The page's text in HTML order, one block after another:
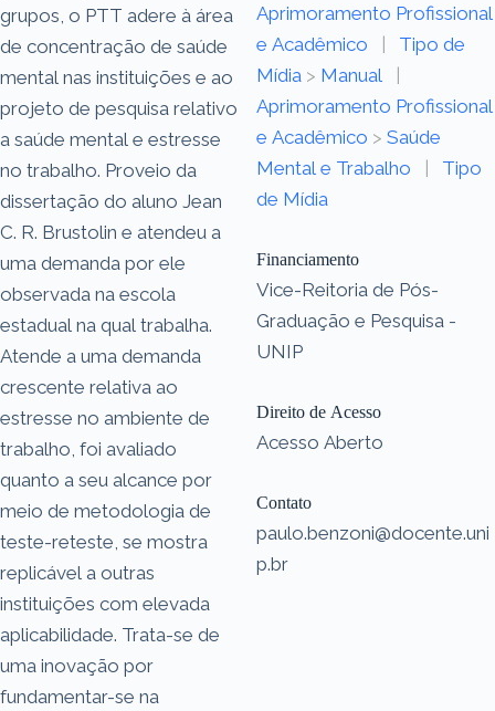
grupos, o PTT adere à área
de concentração de saúde
mental nas instituições e ao
projeto de pesquisa relativo
a saúde mental e estresse
no trabalho. Proveio da
dissertação do aluno Jean
C. R. Brustolin e atendeu a
uma demanda por ele
observada na escola
estadual na qual trabalha.
Atende a uma demanda
crescente relativa ao
estresse no ambiente de
trabalho, foi avaliado
quanto a seu alcance por
meio de metodologia de
teste-reteste, se mostra
replicável a outras
instituições com elevada
aplicabilidade. Trata-se de
uma inovação por
fundamentar-se na
Aprimoramento Profissional
e Acadêmico
|
Tipo de
Mídia > Manual
|
Aprimoramento Profissional
e Acadêmico > Saúde
Mental e Trabalho
|
Tipo
de Mídia
Financiamento
Vice-Reitoria de Pós-
Graduação e Pesquisa -
UNIP
Direito de Acesso
Acesso Aberto
Contato
paulo.benzoni@docente.uni
p.br